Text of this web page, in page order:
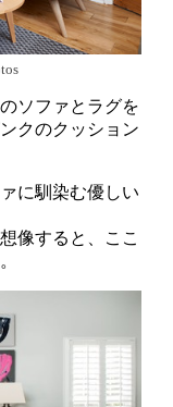
ソファとラグを
クのクッション
に馴染む優しい
像すると、ここ